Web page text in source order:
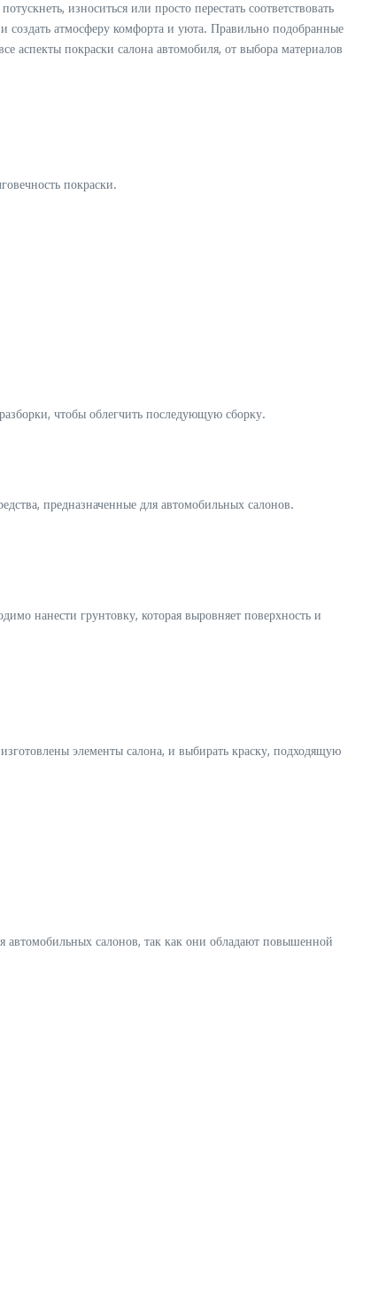
износиться или просто перестать соответствовать
атмосферу комфорта и уюта. Правильно подобранные
аспекты покраски салона автомобиля, от выбора материалов
покраски.
чтобы облегчить последующую сборку.
предназначенные для автомобильных салонов.
нанести грунтовку, которая выровняет поверхность и
элементы салона, и выбирать краску, подходящую
автомобильных салонов, так как они обладают повышенной